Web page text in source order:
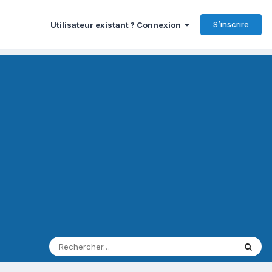
Utilisateur existant ? Connexion S’inscrire